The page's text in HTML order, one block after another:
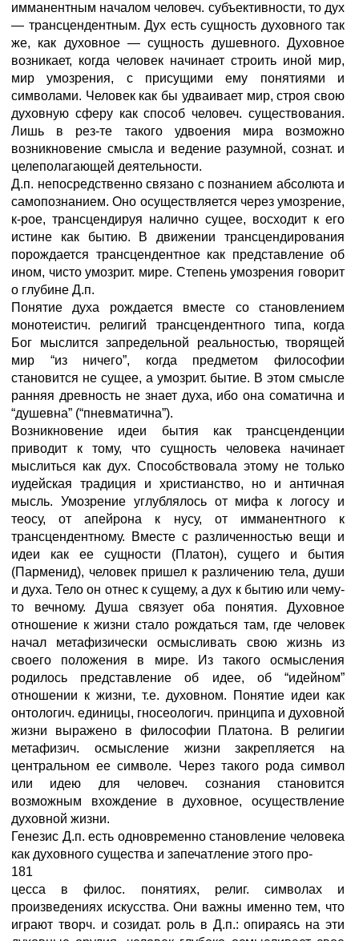
имманентным началом человеч. субъективности, то дух
— трансцендентным. Дух есть сущность духовного так
же, как духовное — сущность душевного. Духовное
возникает, когда человек начинает строить иной мир,
мир умозрения, с присущими ему понятиями и
символами. Человек как бы удваивает мир, строя свою
духовную сферу как способ человеч. существования.
Лишь в рез-те такого удвоения мира возможно
возникновение смысла и ведение разумной, сознат. и
целеполагающей деятельности.
Д.п. непосредственно связано с познанием абсолюта и
самопознанием. Оно осуществляется через умозрение,
к-рое, трансцендируя налично сущее, восходит к его
истине как бытию. В движении трансцендирования
порождается трансцендентное как представление об
ином, чисто умозрит. мире. Степень умозрения говорит
о глубине Д.п.
Понятие духа рождается вместе со становлением
монотеистич. религий трансцендентного типа, когда
Бог мыслится запредельной реальностью, творящей
мир “из ничего”, когда предметом философии
становится не сущее, а умозрит. бытие. В этом смысле
ранняя древность не знает духа, ибо она соматична и
“душевна” (“пневматична”).
Возникновение идеи бытия как трансценденции
приводит к тому, что сущность человека начинает
мыслиться как дух. Способствовала этому не только
иудейская традиция и христианство, но и античная
мысль. Умозрение углублялось от мифа к логосу и
теосу, от апейрона к нусу, от имманентного к
трансцендентному. Вместе с различенностью вещи и
идеи как ее сущности (Платон), сущего и бытия
(Парменид), человек пришел к различению тела, души
и духа. Тело он отнес к сущему, а дух к бытию или чему-
то вечному. Душа связует оба понятия. Духовное
отношение к жизни стало рождаться там, где человек
начал метафизически осмысливать свою жизнь из
своего положения в мире. Из такого осмысления
родилось представление об идее, об “идейном”
отношении к жизни, т.е. духовном. Понятие идеи как
онтологич. единицы, гносеологич. принципа и духовной
жизни выражено в философии Платона. В религии
метафизич. осмысление жизни закрепляется на
центральном ее символе. Через такого рода символ
или идею для человеч. сознания становится
возможным вхождение в духовное, осуществление
духовной жизни.
Генезис Д.п. есть одновременно становление человека
как духовного существа и запечатление этого про-
181
цесса в филос. понятиях, религ. символах и
произведениях искусства. Они важны именно тем, что
играют творч. и созидат. роль в Д.п.: опираясь на эти